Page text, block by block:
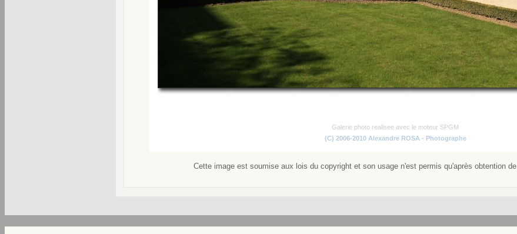
Galerie photo realisee avec le moteur SPGM
(C) 2006-2010 Alexandre ROSA - Photographe
Cette image est soumise aux lois du copyright et son usage n'est permis qu'après obtention de